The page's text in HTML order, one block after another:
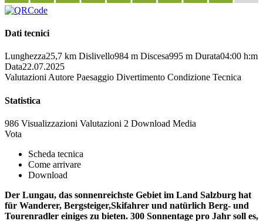
Dati tecnici
Lunghezza25,7 km Dislivello984 m Discesa995 m Durata04:00 h:m
Data22.07.2025
Valutazioni Autore Paesaggio Divertimento Condizione Tecnica
Statistica
986 Visualizzazioni Valutazioni 2 Download Media
Vota
Scheda tecnica
Come arrivare
Download
Der Lungau, das sonnenreichste Gebiet im Land Salzburg hat
für Wanderer, Bergsteiger,Skifahrer und natürlich Berg- und
Tourenradler einiges zu bieten. 300 Sonnentage pro Jahr soll es,